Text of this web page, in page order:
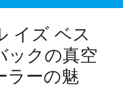
イズ ベス
ックの真空
ラーの魅